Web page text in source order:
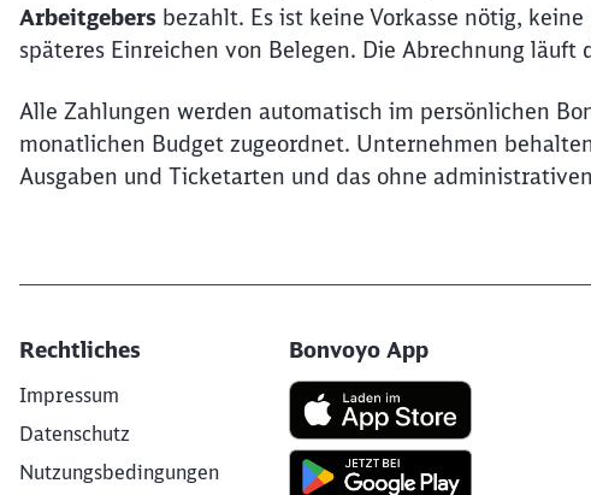
Arbeitgebers bezahlt. Es ist keine Vorkasse nötig,
späteres Einreichen von Belegen. Die Abrechnung
Alle Zahlungen werden automatisch im persönlichen
monatlichen Budget zugeordnet. Unternehmen
Ausgaben und Ticketarten und das ohne
Rechtliches
Impressum
Datenschutz
Nutzungsbedingungen
Bonvoyo App